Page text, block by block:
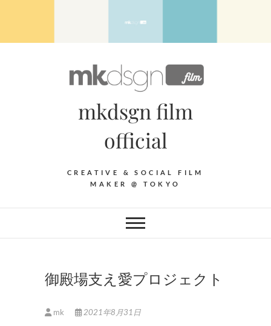
mkdsgn film
official
CREATIVE & SOCIAL FILM
MAKER @ TOKYO
御殿場支え愛プロジェクト
mk 2021年8月31日